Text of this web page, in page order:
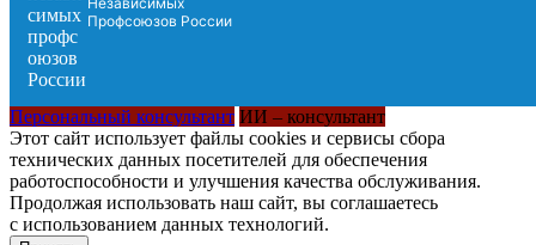
Профсоюзов России
Персональный консультант ИИ – консультант
Этот сайт использует файлы cookies и сервисы сбора
технических данных посетителей для обеспечения
работоспособности и улучшения качества обслуживания.
Продолжая использовать наш сайт, вы соглашаетесь
с использованием данных технологий.